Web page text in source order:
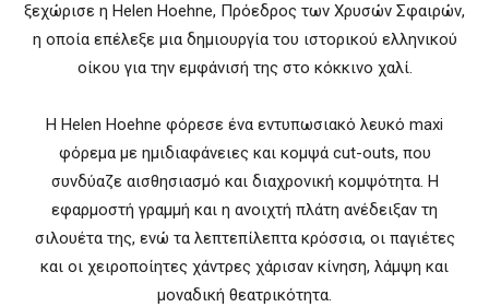
ξεχώρισε η Helen Hoehne, Πρόεδρος των Χρυσών Σφαιρών,
η οποία επέλεξε μια δημιουργία του ιστορικού ελληνικού
οίκου για την εμφάνισή της στο κόκκινο χαλί.
Η Helen Hoehne φόρεσε ένα εντυπωσιακό λευκό maxi
φόρεμα με ημιδιαφάνειες και κομψά cut-outs, που
συνδύαζε αισθησιασμό και διαχρονική κομψότητα. Η
εφαρμοστή γραμμή και η ανοιχτή πλάτη ανέδειξαν τη
σιλουέτα της, ενώ τα λεπτεπίλεπτα κρόσσια, οι παγιέτες
και οι χειροποίητες χάντρες χάρισαν κίνηση, λάμψη και
μοναδική θεατρικότητα.